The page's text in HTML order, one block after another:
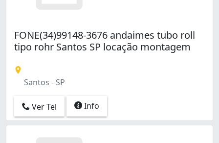
FONE(34)99148-3676 andaimes tubo roll
tipo rohr Santos SP locação montagem
Santos - SP
Ver Tel Info